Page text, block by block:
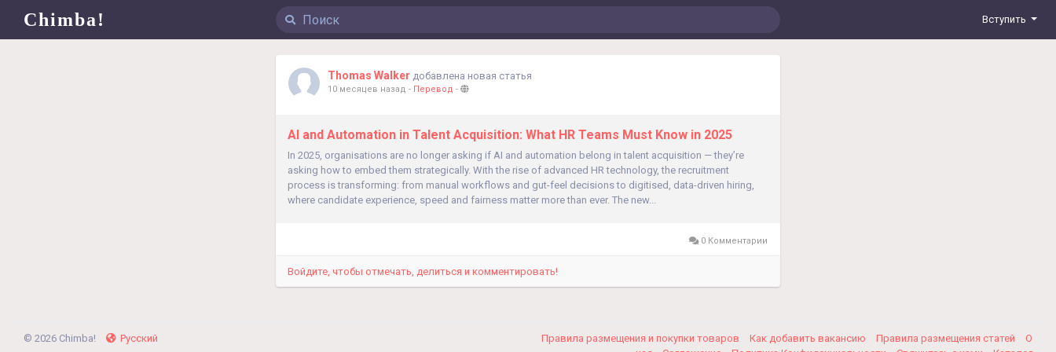
Chimba! Вступить
Thomas Walker добавлена новая статья
10 месяцев назад - Перевод -
AI and Automation in Talent Acquisition: What HR Teams Must Know in 2025
In 2025, organisations are no longer asking if AI and automation belong in talent acquisition — they’re
asking how to embed them strategically. With the rise of advanced HR technology, the recruitment
process is transforming: from manual workflows and gut-feel decisions to digitised, data-driven hiring,
where candidate experience, speed and fairness matter more than ever. The new...
0 Комментарии
Войдите, чтобы отмечать, делиться и комментировать!
© 2026 Chimba! Русский Правила размещения и покупки товаров Как добавить вакансию Правила размещения статей
О